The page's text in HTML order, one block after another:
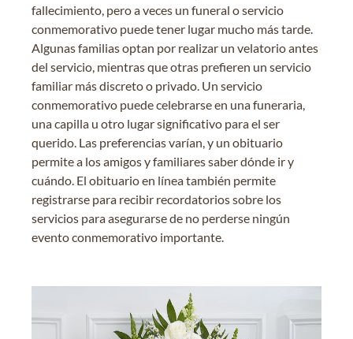
fallecimiento, pero a veces un funeral o servicio
conmemorativo puede tener lugar mucho más tarde.
Algunas familias optan por realizar un velatorio antes
del servicio, mientras que otras prefieren un servicio
familiar más discreto o privado. Un servicio
conmemorativo puede celebrarse en una funeraria,
una capilla u otro lugar significativo para el ser
querido. Las preferencias varían, y un obituario
permite a los amigos y familiares saber dónde ir y
cuándo. El obituario en línea también permite
registrarse para recibir recordatorios sobre los
servicios para asegurarse de no perderse ningún
evento conmemorativo importante.